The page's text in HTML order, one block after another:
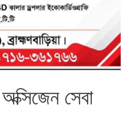
সেবা